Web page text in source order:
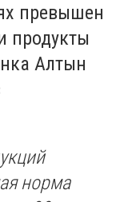
превышен
продукты
Алтын
норма